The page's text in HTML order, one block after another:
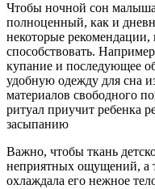
Чтобы ночной сон
полноценный, как и
некоторые рекомендации,
способствовать.
купание и последующее
удобную одежду для сна
материалов свободного
ритуал приучит ребенка
засыпанию
Важно, чтобы ткань
неприятных ощущений, а
охлаждала его нежное